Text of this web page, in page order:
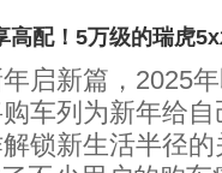
高配！5万级的瑞虎
新篇，2025年
车列为新年给
锁新生活半径